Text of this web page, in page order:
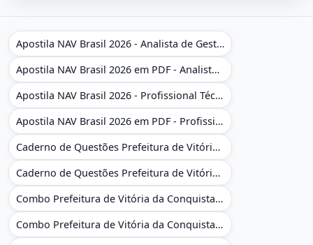
Apostila NAV Brasil 2026 - Analista de Gestão
Apostila NAV Brasil 2026 em PDF - Analista de Gestão
Apostila NAV Brasil 2026 - Profissional Técnico de Navegação Aérea - Operador de Torre de Controle
Apostila NAV Brasil 2026 em PDF - Profissional Técnico de Navegação Aérea - Operador de Torre de Controle
Caderno de Questões Prefeitura de Vitória da Conquista - BA - Conhecimentos Gerais - 450 Questões Gabaritadas
Caderno de Questões Prefeitura de Vitória da Conquista em PDF - BA - Conhecimentos Gerais - 450 Questões Gabaritadas
Combo Prefeitura de Vitória da Conquista - BA 2026 - Monitor Escolar (Educação Infantil e Cobertura das AC'S)
Combo Prefeitura de Vitória da Conquista - BA 2026 - Monitor Escolar (Educação Infantil e Cobertura das AC'S)